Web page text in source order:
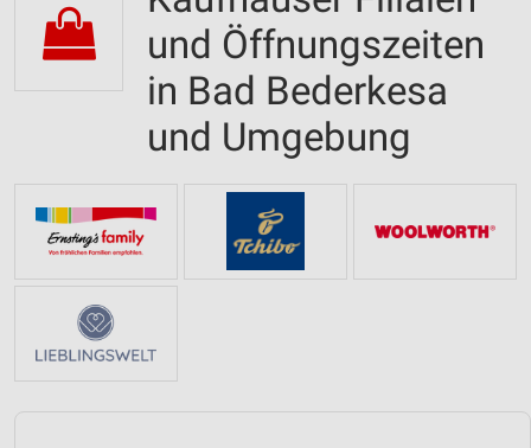
und Öffnungszeiten
in Bad Bederkesa
und Umgebung